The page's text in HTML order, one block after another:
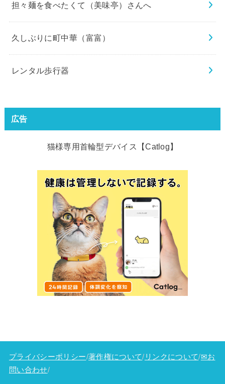
担々麺を食べたくて（美味亭）さんへ
久しぶりに町中華（富富）
レンタル歩行器
広告
猫様専用首輪型デバイス【Catlog】
プライバシーポリシー/著作権について/ リンクについて/✉お
問い合わせ/